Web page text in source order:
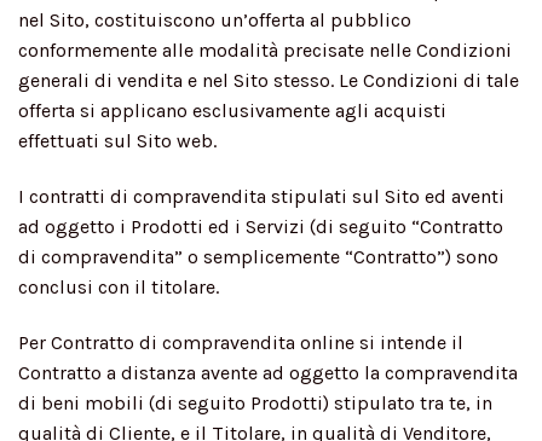
nel Sito, costituiscono un’offerta al pubblico
conformemente alle modalità precisate nelle Condizioni
generali di vendita e nel Sito stesso. Le Condizioni di tale
offerta si applicano esclusivamente agli acquisti
effettuati sul Sito web.
I contratti di compravendita stipulati sul Sito ed aventi
ad oggetto i Prodotti ed i Servizi (di seguito “Contratto
di compravendita” o semplicemente “Contratto”) sono
conclusi con il titolare.
Per Contratto di compravendita online si intende il
Contratto a distanza avente ad oggetto la compravendita
di beni mobili (di seguito Prodotti) stipulato tra te, in
qualità di Cliente, e il Titolare, in qualità di Venditore,